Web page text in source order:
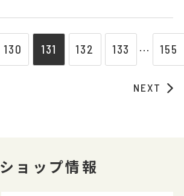
130 131 132 133 ⋯ 155
NEXT
ショップ情報